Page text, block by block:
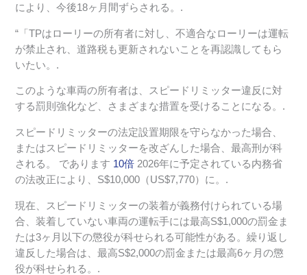
により、今後18ヶ月間ずらされる。.
“「TPはローリーの所有者に対し、不適合なローリーは運転
が禁止され、道路税も更新されないことを再認識してもら
いたい。.
このような車両の所有者は、スピードリミッター違反に対
する罰則強化など、さまざまな措置を受けることになる。.
スピードリミッターの法定設置期限を守らなかった場合、
またはスピードリミッターを改ざんした場合、最高刑が科
される。
であります 10倍 2026年に予定されている内務省
の法改正により、S$10,000（US$7,770）に。.
現在、スピードリミッターの装着が義務付けられている場
合、装着していない車両の運転手には最高S$1,000の罰金ま
たは3ヶ月以下の懲役が科せられる可能性がある。繰り返し
違反した場合は、最高S$2,000の罰金または最高6ヶ月の懲
役が科せられる。.